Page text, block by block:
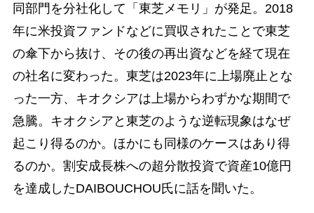
同部門を分社化して「東芝メモリ」が発足。2018
年に米投資ファンドなどに買収されたことで東芝
の傘下から抜け、その後の再出資などを経て現在
の社名に変わった。東芝は2023年に上場廃止とな
った一方、キオクシアは上場からわずかな期間で
急騰。キオクシアと東芝のような逆転現象はなぜ
起こり得るのか。ほかにも同様のケースはあり得
るのか。割安成長株への超分散投資で資産10億円
を達成したDAIBOUCHOU氏に話を聞いた。